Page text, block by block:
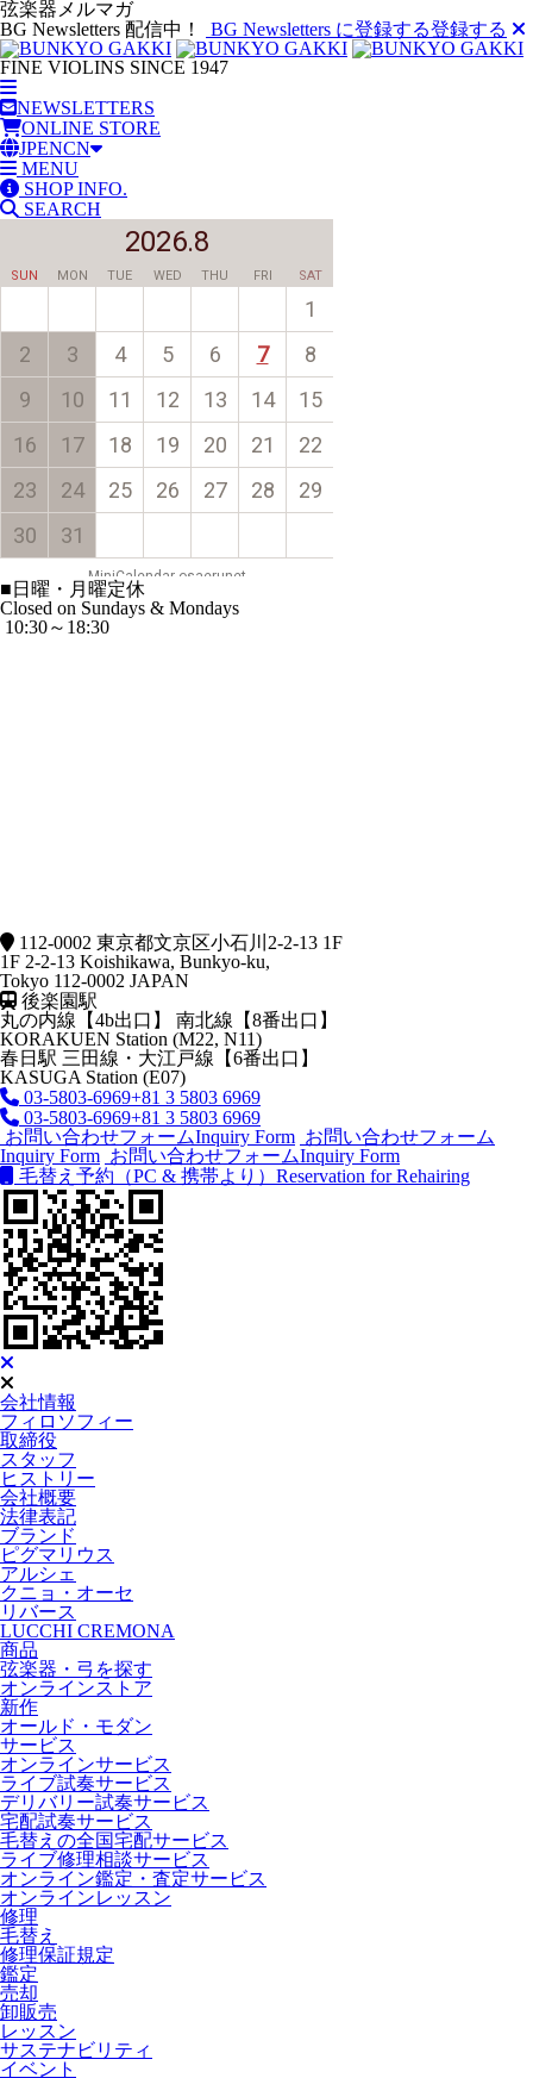
弦楽器メルマガ
BG Newsletters 配信中！
BG Newsletters に登録する登録する
FINE VIOLINS SINCE 1947
NEWSLETTERS
ONLINE STORE
JPENCN
MENU
SHOP INFO.
SEARCH
■ 日曜・月曜定休
Closed on Sundays & Mondays
10:30～18:30
112-0002 東京都文京区小石川2-2-13 1F
1F 2-2-13 Koishikawa, Bunkyo-ku,
Tokyo 112-0002 JAPAN
後楽園駅
丸の内線【4b出口】 南北線【8番出口】
KORAKUEN Station (M22, N11)
春日駅 三田線・大江戸線【6番出口】
KASUGA Station (E07)
03-5803-6969+81 3 5803 6969
03-5803-6969+81 3 5803 6969
お問い合わせフォームInquiry Form お問い合わせフォーム
Inquiry Form お問い合わせフォームInquiry Form
毛替え予約（PC & 携帯より） Reservation for Rehairing
会社情報
フィロソフィー
取締役
スタッフ
ヒストリー
会社概要
法律表記
ブランド
ピグマリウス
アルシェ
クニョ・オーセ
リバース
LUCCHI CREMONA
商品
弦楽器・弓を探す
オンラインストア
新作
オールド・モダン
サービス
オンラインサービス
ライブ試奏サービス
デリバリー試奏サービス
宅配試奏サービス
毛替えの全国宅配サービス
ライブ修理相談サービス
オンライン鑑定・査定サービス
オンラインレッスン
修理
毛替え
修理保証規定
鑑定
売却
卸販売
レッスン
サステナビリティ
イベント